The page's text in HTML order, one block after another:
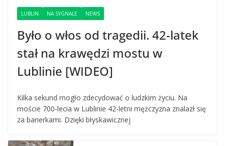
LUBLIN NA SYGNALE NEWS
Było o włos od tragedii. 42-latek
stał na krawędzi mostu w
Lublinie [WIDEO]
Kilka sekund mogło zdecydować o ludzkim życiu. Na
moście 700-lecia w Lublinie 42-letni mężczyzna znalazł się
za barierkami. Dzięki błyskawicznej